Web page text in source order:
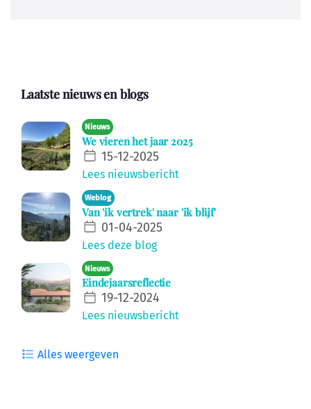
Laatste nieuws en blogs
Nieuws
We vieren het jaar 2025
15-12-2025
Lees nieuwsbericht
Weblog
Van 'ik vertrek' naar 'ik blijf'
01-04-2025
Lees deze blog
Nieuws
Eindejaarsreflectie
19-12-2024
Lees nieuwsbericht
Alles weergeven